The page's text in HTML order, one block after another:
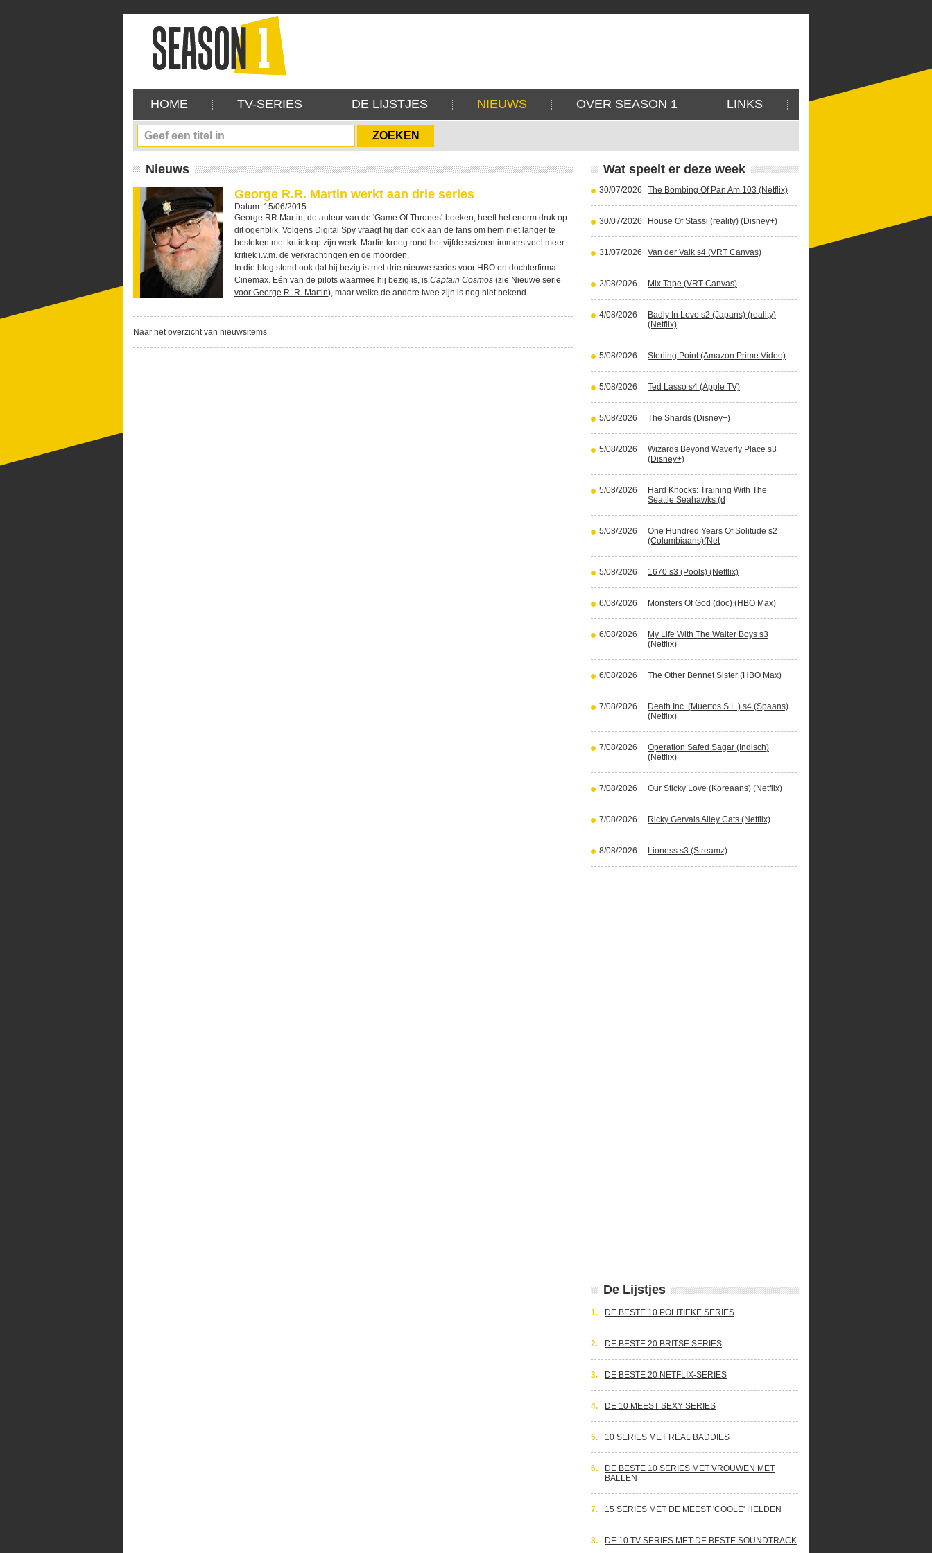
HOME TV-SERIES DE LIJSTJES NIEUWS OVER SEASON 1 LINKS
Nieuws
George R.R. Martin werkt aan drie series
Datum: 15/06/2015
George RR Martin, de auteur van de 'Game Of Thrones'-boeken, heeft het enorm druk op
dit ogenblik. Volgens Digital Spy vraagt hij dan ook aan de fans om hem niet langer te
bestoken met kritiek op zijn werk. Martin kreeg rond het vijfde seizoen immers veel meer
kritiek i.v.m. de verkrachtingen en de moorden.
In die blog stond ook dat hij bezig is met drie nieuwe series voor HBO en dochterfirma
Cinemax. Eén van de pilots waarmee hij bezig is, is Captain Cosmos (zie Nieuwe serie
voor George R. R. Martin), maar welke de andere twee zijn is nog niet bekend.
Naar het overzicht van nieuwsitems
Wat speelt er deze week
30/07/2026 The Bombing Of Pan Am 103 (Netflix)
30/07/2026 House Of Stassi (reality) (Disney+)
31/07/2026 Van der Valk s4 (VRT Canvas)
2/08/2026 Mix Tape (VRT Canvas)
4/08/2026
Badly In Love s2 (Japans) (reality)
(Netflix)
5/08/2026 Sterling Point (Amazon Prime Video)
5/08/2026 Ted Lasso s4 (Apple TV)
5/08/2026 The Shards (Disney+)
5/08/2026
Wizards Beyond Waverly Place s3
(Disney+)
5/08/2026
Hard Knocks: Training With The
Seattle Seahawks (d
5/08/2026
One Hundred Years Of Solitude s2
(Columbiaans)(Net
5/08/2026 1670 s3 (Pools) (Netflix)
6/08/2026 Monsters Of God (doc) (HBO Max)
6/08/2026
My Life With The Walter Boys s3
(Netflix)
6/08/2026 The Other Bennet Sister (HBO Max)
7/08/2026
Death Inc. (Muertos S.L.) s4 (Spaans)
(Netflix)
7/08/2026
Operation Safed Sagar (Indisch)
(Netflix)
7/08/2026 Our Sticky Love (Koreaans) (Netflix)
7/08/2026 Ricky Gervais Alley Cats (Netflix)
8/08/2026 Lioness s3 (Streamz)
De Lijstjes
1. DE BESTE 10 POLITIEKE SERIES
2. DE BESTE 20 BRITSE SERIES
3. DE BESTE 20 NETFLIX-SERIES
4. DE 10 MEEST SEXY SERIES
5. 10 SERIES MET REAL BADDIES
6.
DE BESTE 10 SERIES MET VROUWEN MET
BALLEN
7. 15 SERIES MET DE MEEST 'COOLE' HELDEN
8. DE 10 TV-SERIES MET DE BESTE SOUNDTRACK